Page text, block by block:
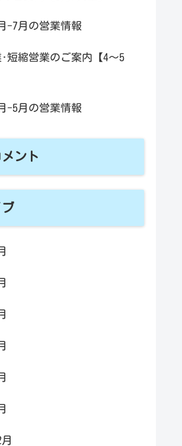
-7月の営業情報
短縮営業のご案内【4～5
-5月の営業情報
ント